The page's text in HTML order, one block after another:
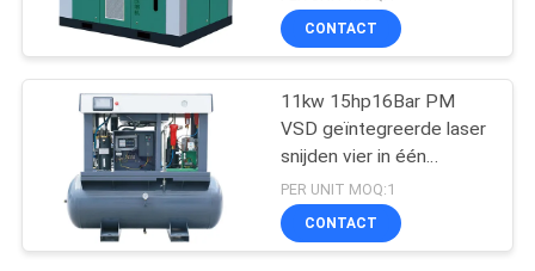
SITEMAP
PRIVACY
POLICY
De Compressor van
de schroeflucht
33
schroeftype
luchtcompressor
CONTACT
11kw 15hp16Bar PM
VSD geïntegreerde laser
snijden vier in één
schroef
luchtcompressor
PER UNIT MOQ:1
CONTACT